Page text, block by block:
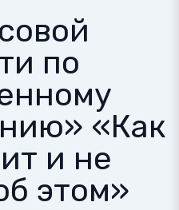
по
«Как
и не
этом»